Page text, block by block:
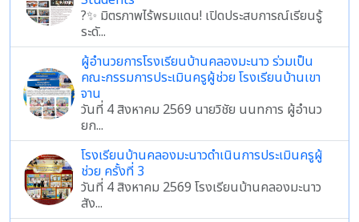
?✨ มิตรภาพไร้พรมแดน! เปิดประสบการณ์เรียนรู้
ระดั...
ผู้อำนวยการโรงเรียนบ้านคลองมะนาว ร่วมเป็น
คณะกรรมการประเมินครูผู้ช่วย โรงเรียนบ้านเขา
จาน
วันที่ 4 สิงหาคม 2569 นายวิชัย นนทการ ผู้อำนว
ยก...
โรงเรียนบ้านคลองมะนาวดำเนินการประเมินครูผู้
ช่วย ครั้งที่ 3
วันที่ 4 สิงหาคม 2569 โรงเรียนบ้านคลองมะนาว
สัง...